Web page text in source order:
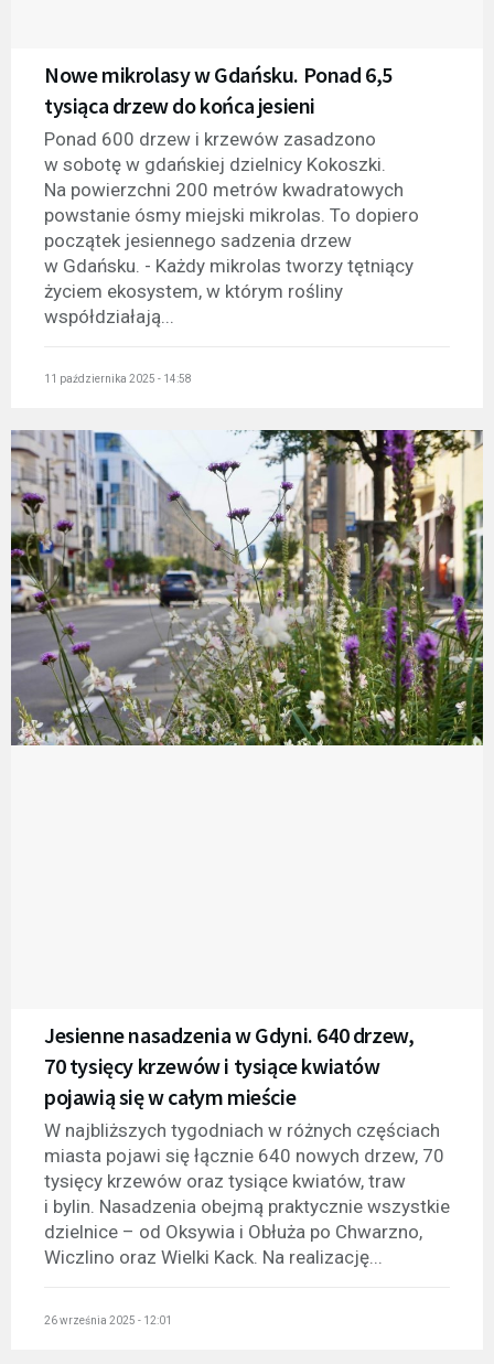
Nowe mikrolasy w Gdańsku. Ponad 6,5
tysiąca drzew do końca jesieni
Ponad 600 drzew i krzewów zasadzono
w sobotę w gdańskiej dzielnicy Kokoszki.
Na powierzchni 200 metrów kwadratowych
powstanie ósmy miejski mikrolas. To dopiero
początek jesiennego sadzenia drzew
w Gdańsku. - Każdy mikrolas tworzy tętniący
życiem ekosystem, w którym rośliny
współdziałają...
11 października 2025 - 14:58
Jesienne nasadzenia w Gdyni. 640 drzew,
70 tysięcy krzewów i tysiące kwiatów
pojawią się w całym mieście
W najbliższych tygodniach w różnych częściach
miasta pojawi się łącznie 640 nowych drzew, 70
tysięcy krzewów oraz tysiące kwiatów, traw
i bylin. Nasadzenia obejmą praktycznie wszystkie
dzielnice – od Oksywia i Obłuża po Chwarzno,
Wiczlino oraz Wielki Kack. Na realizację...
26 września 2025 - 12:01